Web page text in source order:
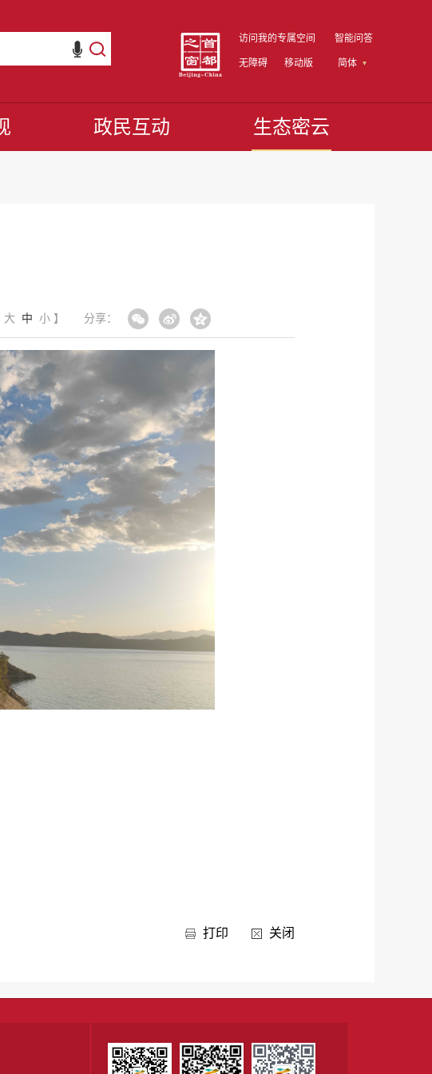
访问我的专属空间 智能问答
无障碍 移动版 简体
政民互动 生态密云
大 中 小】 分享：
打印 关闭